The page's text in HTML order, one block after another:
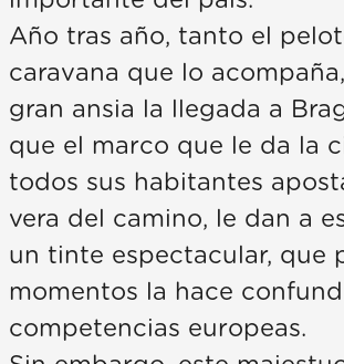
Año tras año, tanto el
caravana que lo
gran ansia la llegada a
que el marco que le da la
todos sus habitantes
vera del camino, le dan a
un tinte espectacular, que
momentos la hace
competencias europeas.